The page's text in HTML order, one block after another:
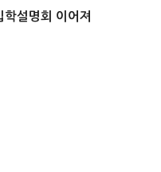
학설명회 이어져